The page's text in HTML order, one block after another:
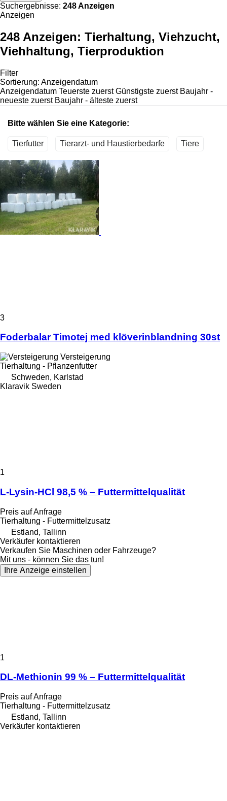
Suchergebnisse: 248 Anzeigen
Anzeigen
248 Anzeigen: Tierhaltung, Viehzucht,
Viehhaltung, Tierproduktion
Filter
Sortierung: Anzeigendatum
Anzeigendatum Teuerste zuerst Günstigste zuerst Baujahr -
neueste zuerst Baujahr - älteste zuerst
Bitte wählen Sie eine Kategorie:
Tierfutter Tierarzt- und Haustierbedarfe Tiere
3
Foderbalar Timotej med klöverinblandning 30st
Versteigerung
Tierhaltung - Pflanzenfutter
Schweden, Karlstad
Klaravik Sweden
1
L-Lysin-HCl 98,5 % – Futtermittelqualität
Preis auf Anfrage
Tierhaltung - Futtermittelzusatz
Estland, Tallinn
Verkäufer kontaktieren
Verkaufen Sie Maschinen oder Fahrzeuge?
Mit uns - können Sie das tun!
Ihre Anzeige einstellen
1
DL-Methionin 99 % – Futtermittelqualität
Preis auf Anfrage
Tierhaltung - Futtermittelzusatz
Estland, Tallinn
Verkäufer kontaktieren